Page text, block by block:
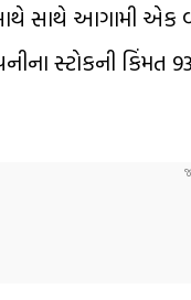
સાથે આગામી એક
સ્ટોકની કિંમત